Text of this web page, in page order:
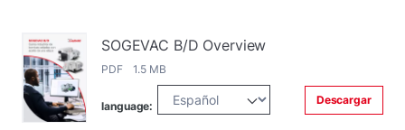
SOGEVAC B/D Overview
PDF 1.5 MB
language: Descargar